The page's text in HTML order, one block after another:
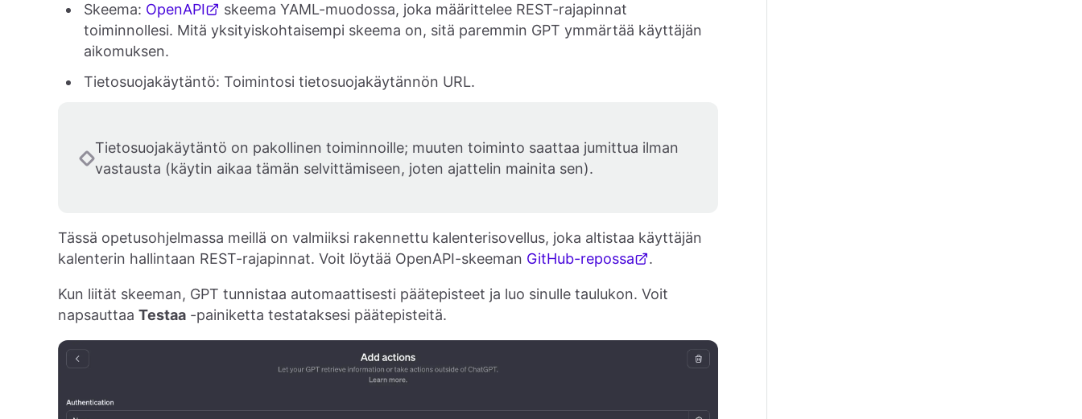
Skeema: OpenAPI
skeema YAML-muodossa, joka määrittelee REST-rajapinnat
toiminnollesi. Mitä yksityiskohtaisempi skeema on, sitä paremmin GPT ymmärtää käyttäjän
aikomuksen.
Tietosuojakäytäntö: Toimintosi tietosuojakäytännön URL.
Tietosuojakäytäntö on pakollinen toiminnoille; muuten toiminto saattaa jumittua ilman
vastausta (käytin aikaa tämän selvittämiseen, joten ajattelin mainita sen).
Tässä opetusohjelmassa meillä on valmiiksi rakennettu kalenterisovellus, joka altistaa käyttäjän
kalenterin hallintaan REST-rajapinnat. Voit löytää OpenAPI-skeeman GitHub-repossa .
Kun liität skeeman, GPT tunnistaa automaattisesti päätepisteet ja luo sinulle taulukon. Voit
napsauttaa Testaa -painiketta testataksesi päätepisteitä.